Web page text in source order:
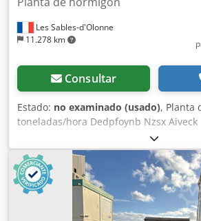
Les Sables-d'Olonne
11.278 km
Consultar
Estado: no examinado (usado), Planta
toneladas/hora Dedpfoynb Nzsx Aiveck